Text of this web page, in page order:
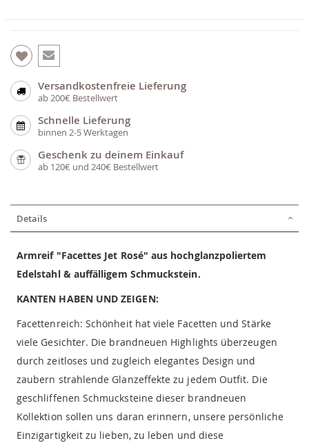
Versandkostenfreie Lieferung
ab 200€ Bestellwert
Schnelle Lieferung
binnen 2-5 Werktagen
Geschenk zu deinem Einkauf
ab 120€ und 240€ Bestellwert
Details
Armreif "Facettes Jet Rosé" aus hochglanzpoliertem
Edelstahl & auffälligem Schmuckstein.
KANTEN HABEN UND ZEIGEN:
Facettenreich: Schönheit hat viele Facetten und Stärke
viele Gesichter. Die brandneuen Highlights überzeugen
durch zeitloses und zugleich elegantes Design und
zaubern strahlende Glanzeffekte zu jedem Outfit. Die
geschliffenen Schmucksteine dieser brandneuen
Kollektion sollen uns daran erinnern, unsere persönliche
Einzigartigkeit zu lieben, zu leben und diese